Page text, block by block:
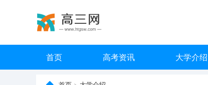
首页 高考资讯 大学介绍